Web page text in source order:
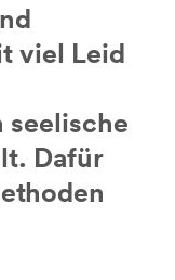
viel Leid
seelische
Dafür